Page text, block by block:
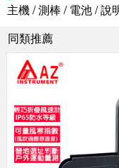
主機 / 測棒 / 電池 / 說
同類推薦